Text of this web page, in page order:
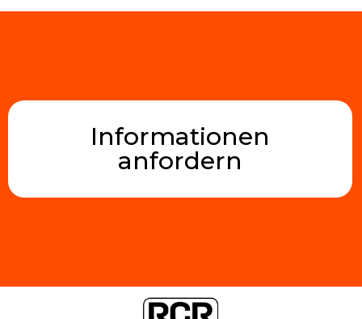
Informationen
anfordern